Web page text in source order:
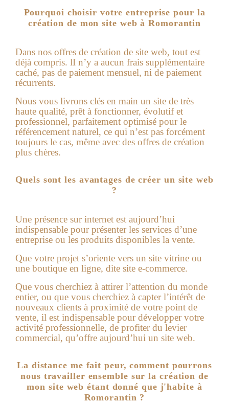
Pourquoi choisir votre entreprise pour la
création de mon site web à Romorantin
Dans nos offres de création de site web, tout est
déjà compris. lI n’y a aucun frais supplémentaire
caché, pas de paiement mensuel, ni de paiement
récurrents.
Nous vous livrons clés en main un site de très
haute qualité, prêt à fonctionner, évolutif et
professionnel, parfaitement optimisé pour le
référencement naturel, ce qui n’est pas forcément
toujours le cas, même avec des offres de création
plus chères.
Quels sont les avantages de créer un site web
?
Une présence sur internet est aujourd’hui
indispensable pour présenter les services d’une
entreprise ou les produits disponibles la vente.
Que votre projet s’oriente vers un site vitrine ou
une boutique en ligne, dite site e-commerce.
Que vous cherchiez à attirer l’attention du monde
entier, ou que vous cherchiez à capter l’intérêt de
nouveaux clients à proximité de votre point de
vente, il est indispensable pour développer votre
activité professionnelle, de profiter du levier
commercial, qu’offre aujourd’hui un site web.
La distance me fait peur, comment pourrons
nous travailler ensemble sur la création de
mon site web étant donné que j'habite à
Romorantin ?